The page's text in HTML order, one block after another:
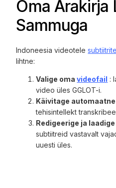
Oma Ärakirja
Sammuga
Indoneesia videotelesubtiitrite
lihtne:
Valige omavideofail :
video üles GGLOT-i.
Käivitage
tehisintellekt
Redigeerige ja
subtiitreid vastavalt
uuesti üles.